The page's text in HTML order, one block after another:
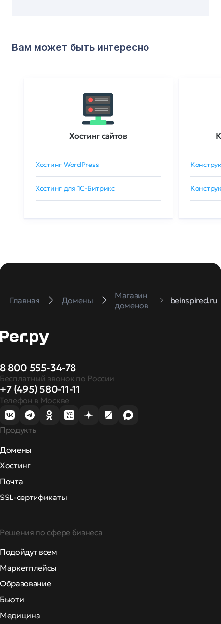
Вам может быть интересно
Хостинг сайтов
Хостинг WordPress
Хостинг для 1C-Битрикс
Главная Домены
Магазин
доменов
beinspired.ru
8 800 555-34-78
Бесплатный звонок по России
+7 (495) 580-11-11
Телефон в Москве
Продукты
Домены
Хостинг
Почта
SSL-сертификаты
Решения по сфере бизнеса
Подойдут всем
Маркетплейсы
Образование
Бьюти
Медицина